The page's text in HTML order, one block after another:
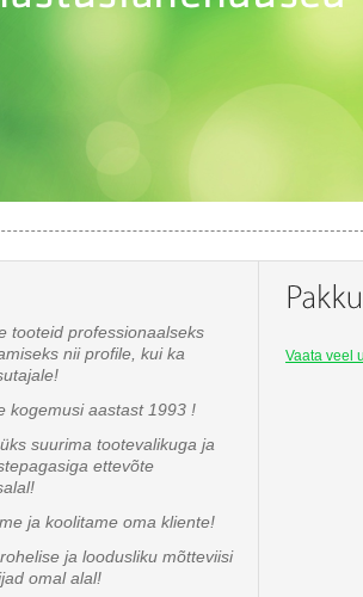
Vaata veel
tooteid professionaalseks
nii profile, kui ka
kogemusi aastast 1993 !
suurima tootevalikuga ja
ettevõte
ja koolitame oma kliente!
ja loodusliku mõtteviisi
omal alal!